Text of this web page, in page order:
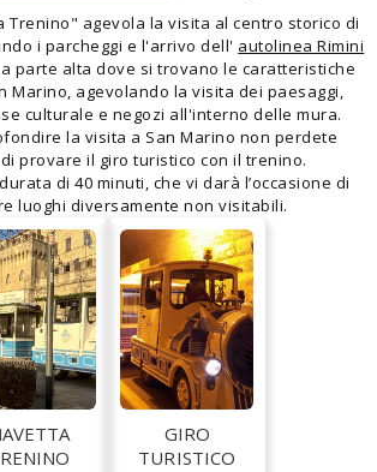
Trenino" agevola la visita al centro storico di
i parcheggi e l'arrivo dell' autolinea Rimini
parte alta dove si trovano le caratteristiche
Marino, agevolando la visita dei paesaggi,
culturale e negozi all'interno delle mura.
la visita a San Marino non perdete
di provare il giro turistico con il trenino.
di 40 minuti, che vi darà l’occasione di
luoghi diversamente non visitabili.
GIRO
TURISTICO